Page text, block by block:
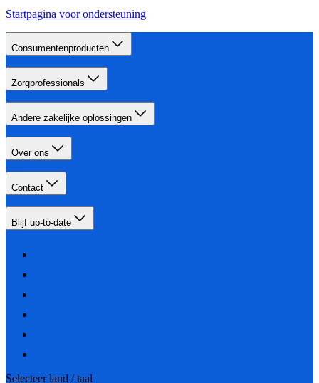
Startpagina voor ondersteuning
Consumentenproducten
Zorgprofessionals
Andere zakelijke oplossingen
Over ons
Contact
Blijf up-to-date
Selecteer land / taal